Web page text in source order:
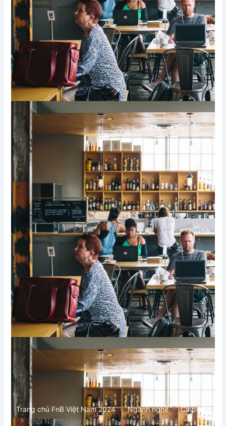
Xem thêm
Trang chủ FnB Việt Nam 2024 Ngành nghề
Cà phê
Khởi Nghiệp Mở Quán Cafe Dễ Hay Khó?